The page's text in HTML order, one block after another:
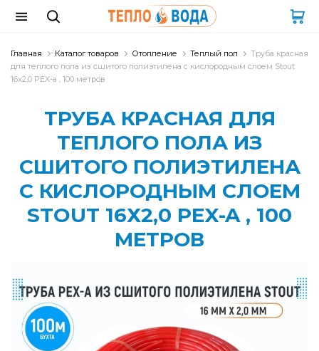
Главная Каталог товаров Отопление Теплый пол
Труба красная
для теплого пола из сшитого полиэтилена с кислородным слоем Stout
16х2,0 PEX-a , 100 метров
ТРУБА КРАСНАЯ ДЛЯ
ТЕПЛОГО ПОЛА ИЗ
СШИТОГО ПОЛИЭТИЛЕНА
С КИСЛОРОДНЫМ СЛОЕМ
STOUT 16Х2,0 PEX-A , 100
МЕТРОВ